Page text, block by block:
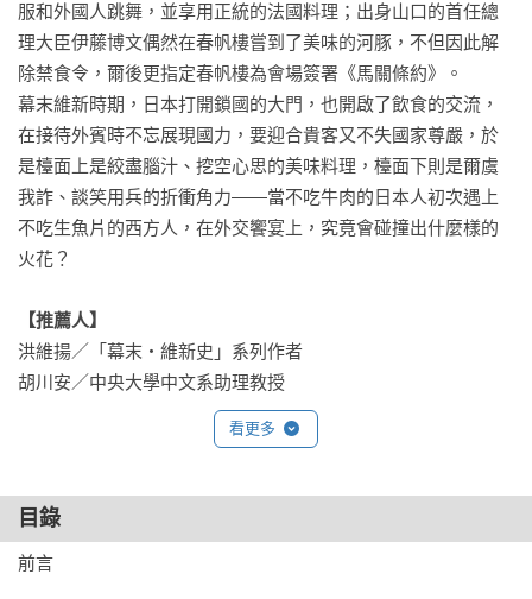
服和外國人跳舞，並享用正統的法國料理；出身山口的首任總
理大臣伊藤博文偶然在春帆樓嘗到了美味的河豚，不但因此解
除禁食令，爾後更指定春帆樓為會場簽署《馬關條約》。
幕末維新時期，日本打開鎖國的大門，也開啟了飲食的交流，
在接待外賓時不忘展現國力，要迎合貴客又不失國家尊嚴，於
是檯面上是絞盡腦汁、挖空心思的美味料理，檯面下則是爾虞
我詐、談笑用兵的折衝角力——當不吃牛肉的日本人初次遇上
不吃生魚片的西方人，在外交饗宴上，究竟會碰撞出什麼樣的
火花？
【推薦人】
洪維揚／「幕末‧維新史」系列作者
胡川安／中央大學中文系助理教授
看更多
目錄
前言